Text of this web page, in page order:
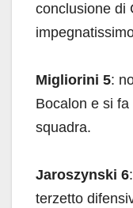
conclusione di
Migliorini 5:
Bocalon e si fa
squadra.
Jaroszynski 6
terzetto